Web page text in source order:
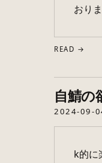
おり
READ →
自鯖の
2024-09-
k的に